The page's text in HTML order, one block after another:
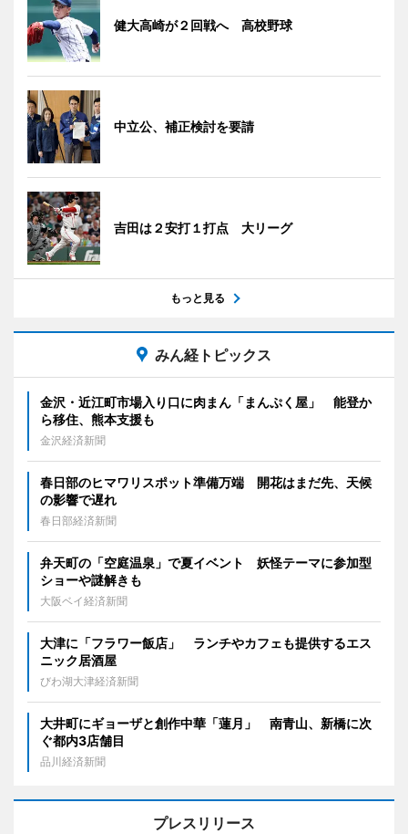
健大高崎が２回戦へ 高校野球
中立公、補正検討を要請
吉田は２安打１打点 大リーグ
もっと見る
みん経トピックス
金沢・近江町市場入り口に肉まん「まんぷく屋」 能登か
ら移住、熊本支援も
金沢経済新聞
春日部のヒマワリスポット準備万端 開花はまだ先、天候
の影響で遅れ
春日部経済新聞
弁天町の「空庭温泉」で夏イベント 妖怪テーマに参加型
ショーや謎解きも
大阪ベイ経済新聞
大津に「フラワー飯店」 ランチやカフェも提供するエス
ニック居酒屋
びわ湖大津経済新聞
大井町にギョーザと創作中華「蓮月」 南青山、新橋に次
ぐ都内3店舗目
品川経済新聞
プレスリリース